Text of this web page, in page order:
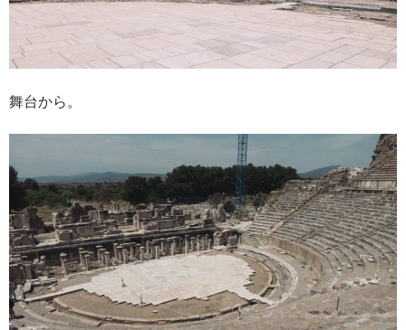
舞台から。